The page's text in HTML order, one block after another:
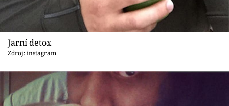
Jarní detox
Zdroj: instagram